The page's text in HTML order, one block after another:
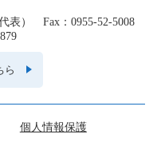
表） Fax：0955-52-5008
ら
個人情報保護